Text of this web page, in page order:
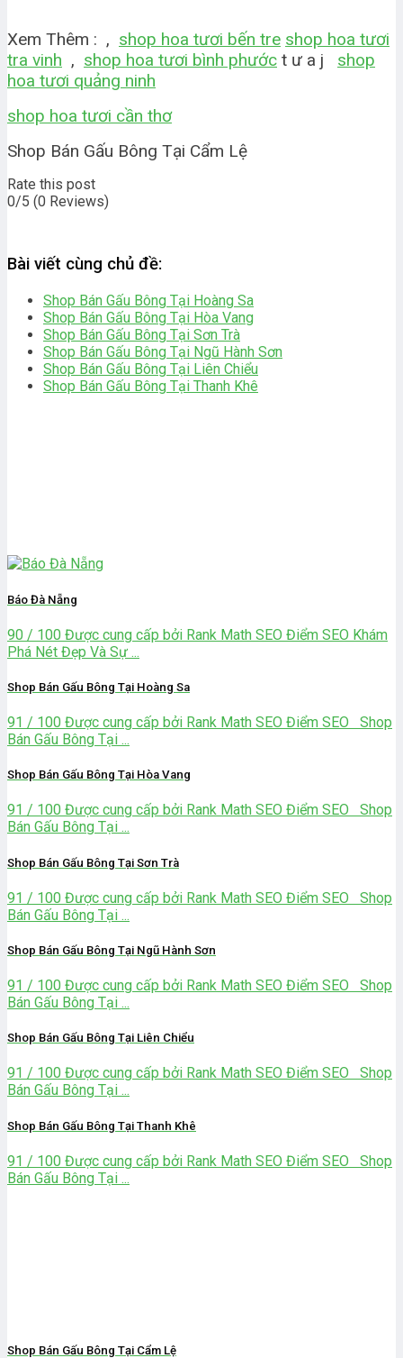
Xem Thêm : , shop hoa tươi bến tre shop hoa tươi
tra vinh , shop hoa tươi bình phước t ư a j shop
hoa tươi quảng ninh
shop hoa tươi cần thơ
Shop Bán Gấu Bông Tại Cẩm Lệ
Rate this post
0/5 (0 Reviews)
Bài viết cùng chủ đề:
Shop Bán Gấu Bông Tại Hoàng Sa
Shop Bán Gấu Bông Tại Hòa Vang
Shop Bán Gấu Bông Tại Sơn Trà
Shop Bán Gấu Bông Tại Ngũ Hành Sơn
Shop Bán Gấu Bông Tại Liên Chiểu
Shop Bán Gấu Bông Tại Thanh Khê
Báo Đà Nẵng
90 / 100 Được cung cấp bởi Rank Math SEO Điểm SEO Khám
Phá Nét Đẹp Và Sự ...
Shop Bán Gấu Bông Tại Hoàng Sa
91 / 100 Được cung cấp bởi Rank Math SEO Điểm SEO Shop
Bán Gấu Bông Tại ...
Shop Bán Gấu Bông Tại Hòa Vang
91 / 100 Được cung cấp bởi Rank Math SEO Điểm SEO Shop
Bán Gấu Bông Tại ...
Shop Bán Gấu Bông Tại Sơn Trà
91 / 100 Được cung cấp bởi Rank Math SEO Điểm SEO Shop
Bán Gấu Bông Tại ...
Shop Bán Gấu Bông Tại Ngũ Hành Sơn
91 / 100 Được cung cấp bởi Rank Math SEO Điểm SEO Shop
Bán Gấu Bông Tại ...
Shop Bán Gấu Bông Tại Liên Chiểu
91 / 100 Được cung cấp bởi Rank Math SEO Điểm SEO Shop
Bán Gấu Bông Tại ...
Shop Bán Gấu Bông Tại Thanh Khê
91 / 100 Được cung cấp bởi Rank Math SEO Điểm SEO Shop
Bán Gấu Bông Tại ...
Shop Bán Gấu Bông Tại Cẩm Lệ